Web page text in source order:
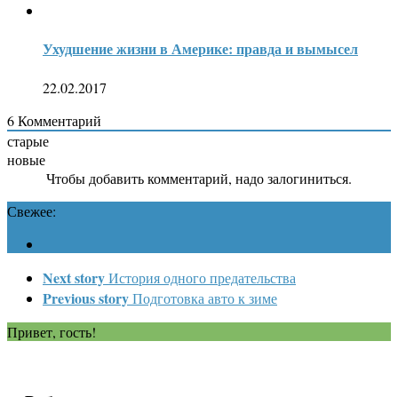
Ухудшение жизни в Америке: правда и вымысел
22.02.2017
6Комментарий
старые
новые
Чтобы добавить комментарий, надо залогиниться.
Свежее:
Next storyИстория одного предательства
Previous storyПодготовка авто к зиме
Привет, гость!